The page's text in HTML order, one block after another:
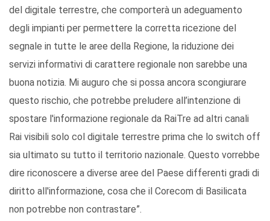
del digitale terrestre, che comporterà un adeguamento
degli impianti per permettere la corretta ricezione del
segnale in tutte le aree della Regione, la riduzione dei
servizi informativi di carattere regionale non sarebbe una
buona notizia. Mi auguro che si possa ancora scongiurare
questo rischio, che potrebbe preludere all’intenzione di
spostare l'informazione regionale da RaiTre ad altri canali
Rai visibili solo col digitale terrestre prima che lo switch off
sia ultimato su tutto il territorio nazionale. Questo vorrebbe
dire riconoscere a diverse aree del Paese differenti gradi di
diritto all'informazione, cosa che il Corecom di Basilicata
non potrebbe non contrastare”.